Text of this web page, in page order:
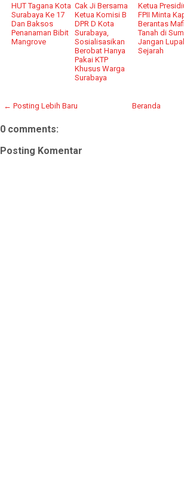
HUT Tagana Kota
Surabaya Ke 17
Dan Baksos
Penanaman Bibit
Mangrove
Cak Ji Bersama
Ketua Komisi B
DPR D Kota
Surabaya,
Sosialisasikan
Berobat Hanya
Pakai KTP
Khusus Warga
Surabaya
Ketua
FPII Minta
Berantas
Tanah di
Jangan
Sejarah
← Posting Lebih Baru Beranda
0 comments:
Posting Komentar